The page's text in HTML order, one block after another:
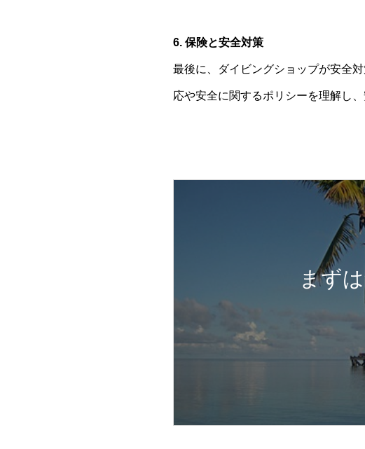
6. 保険と安全対策
最後に、ダイビングショップが安全
応や安全に関するポリシーを理解し
まず